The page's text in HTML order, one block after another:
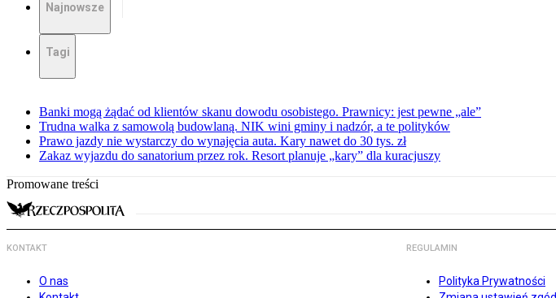
Najnowsze
Tagi
Banki mogą żądać od klientów skanu dowodu osobistego. Prawnicy: jest pewne „ale”
Trudna walka z samowolą budowlaną. NIK wini gminy i nadzór, a te polityków
Prawo jazdy nie wystarczy do wynajęcia auta. Kary nawet do 30 tys. zł
Zakaz wyjazdu do sanatorium przez rok. Resort planuje „kary” dla kuracjuszy
Promowane treści
KONTAKT
O nas
REGULAMIN
Polityka Prywatności